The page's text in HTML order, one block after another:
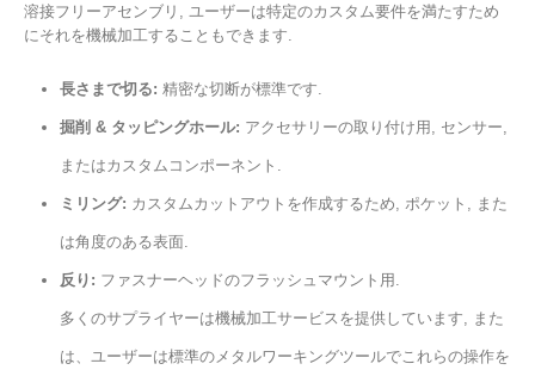
溶接フリーアセンブリ, ユーザーは特定のカスタム要件を満たすため
にそれを機械加工することもできます.
長さまで切る: 精密な切断が標準です.
掘削 & タッピングホール: アクセサリーの取り付け用, センサー,
またはカスタムコンポーネント.
ミリング: カスタムカットアウトを作成するため, ポケット, また
は角度のある表面.
反り: ファスナーヘッドのフラッシュマウント用.
多くのサプライヤーは機械加工サービスを提供しています, また
は、ユーザーは標準のメタルワーキングツールでこれらの操作を